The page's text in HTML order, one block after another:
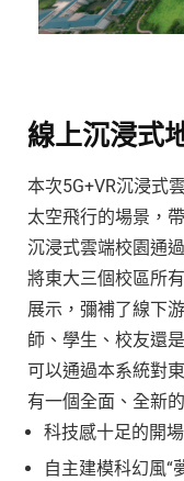
線上沉浸式
本次5G+VR沉浸式
太空飛行的場景，
沉浸式雲端校園通
將東大三個校區所
展示，彌補了線下
師、學生、校友還
可以通過本系統對
有一個全面、全新
科技感十足的開
自主建模科幻風“